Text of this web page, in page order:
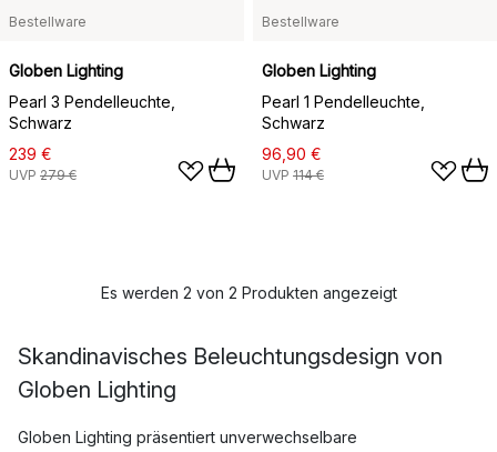
Bestellware
Globen Lighting
Pearl 3 Pendelleuchte,
Schwarz
239 €
UVP 279 €
Bestellware
Globen Lighting
Pearl 1 Pendelleuchte,
Schwarz
96,90 €
UVP 114 €
Es werden 2 von 2 Produkten angezeigt
Skandinavisches Beleuchtungsdesign von
Globen Lighting
Globen Lighting präsentiert unverwechselbare